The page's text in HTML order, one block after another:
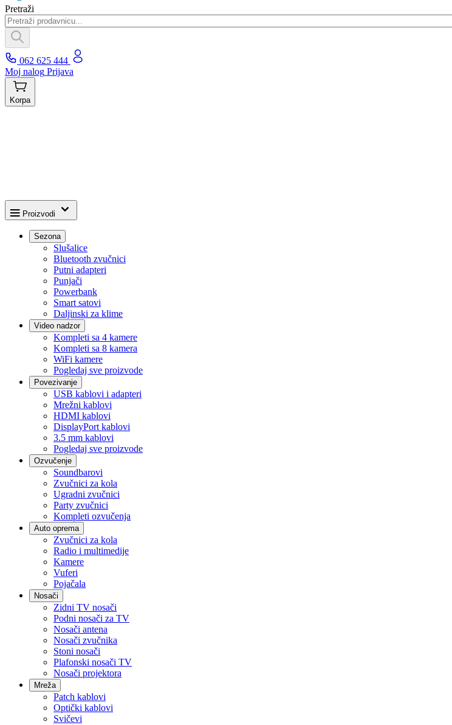
Pretraži
062 625 444
Moj nalog Prijava
Korpa
Proizvodi
Sezona
Slušalice
Bluetooth zvučnici
Putni adapteri
Punjači
Powerbank
Smart satovi
Daljinski za klime
Video nadzor
Kompleti sa 4 kamere
Kompleti sa 8 kamera
WiFi kamere
Pogledaj sve proizvode
Povezivanje
USB kablovi i adapteri
Mrežni kablovi
HDMI kablovi
DisplayPort kablovi
3.5 mm kablovi
Pogledaj sve proizvode
Ozvučenje
Soundbarovi
Zvučnici za kola
Ugradni zvučnici
Party zvučnici
Kompleti ozvučenja
Auto oprema
Zvučnici za kola
Radio i multimedije
Kamere
Vuferi
Pojačala
Nosači
Zidni TV nosači
Podni nosači za TV
Nosači antena
Nosači zvučnika
Stoni nosači
Plafonski nosači TV
Nosači projektora
Mreža
Patch kablovi
Optički kablovi
Svičevi